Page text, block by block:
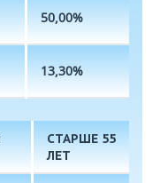
50,00%
13,30%
СТАРШЕ 55
ЛЕТ